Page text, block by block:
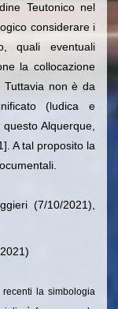
Teutonico nel
considerare i
quali eventuali
la collocazione
Tuttavia non è da
(ludica e
Alquerque,
A tal proposito la
(7/10/2021),
la simbologia